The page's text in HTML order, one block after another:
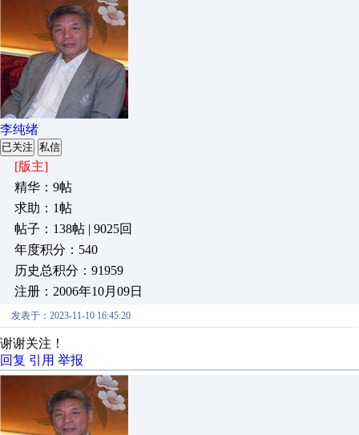
李纯绪
已关注 私信
[版主]
精华：9帖
求助：1帖
帖子：138帖 | 9025回
年度积分：540
历史总积分：91959
注册：2006年10月09日
发表于：2023-11-10 16:45:20
谢谢关注！
回复 引用 举报